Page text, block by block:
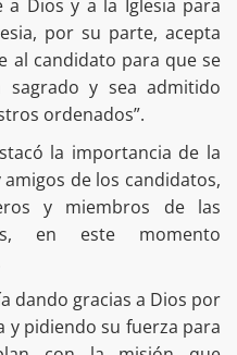
Dios y a la Iglesia para
por su parte, acepta
al candidato para que se
y sea admitido
ordenados”.
la importancia de la
de los candidatos,
y miembros de las
en este momento
dando gracias a Dios por
y pidiendo su fuerza para